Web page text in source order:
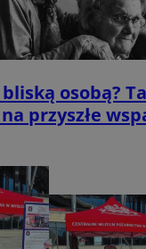
osobą?
przyszłe